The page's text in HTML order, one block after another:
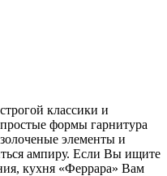
классики и
формы гарнитура
элементы и
ампиру. Если Вы ищите
кухня «Феррара» Вам